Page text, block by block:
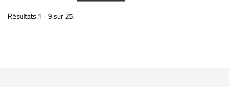
Résultats 1 - 9 sur 25.